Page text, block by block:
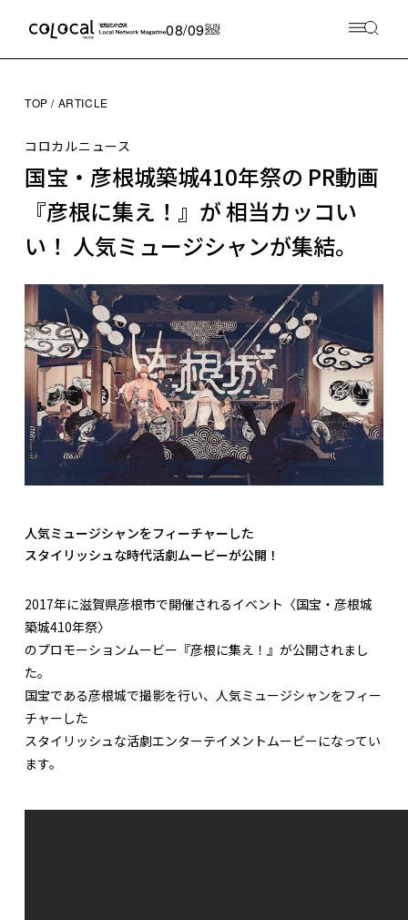
08/09SUN
2026
TOP ARTICLE
コロカルニュース
国宝・彦根城築城410年祭の PR動画
『彦根に集え！』が 相当カッコい
い！ 人気ミュージシャンが集結。
人気ミュージシャンをフィーチャーした
スタイリッシュな時代活劇ムービーが公開！
2017年に滋賀県彦根市で開催されるイベント〈国宝・彦根城
築城410年祭〉
のプロモーションムービー『彦根に集え！』が公開されまし
た。
国宝である彦根城で撮影を行い、人気ミュージシャンをフィー
チャーした
スタイリッシュな活劇エンターテイメントムービーになってい
ます。